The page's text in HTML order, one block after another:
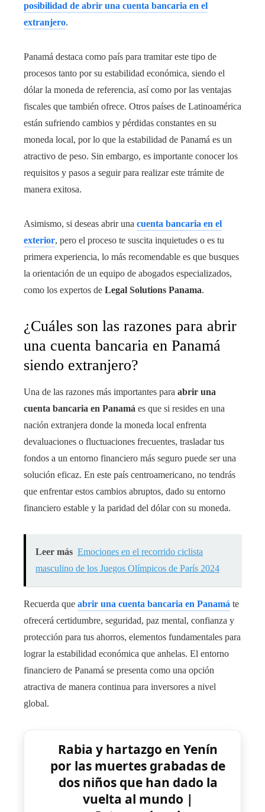
posibilidad de abrir una cuenta bancaria en el
extranjero.
Panamá destaca como país para tramitar este tipo de
procesos tanto por su estabilidad económica, siendo el
dólar la moneda de referencia, así como por las ventajas
fiscales que también ofrece. Otros países de Latinoamérica
están sufriendo cambios y pérdidas constantes en su
moneda local, por lo que la estabilidad de Panamá es un
atractivo de peso. Sin embargo, es importante conocer los
requisitos y pasos a seguir para realizar este trámite de
manera exitosa.
Asimismo, si deseas abrir una cuenta bancaria en el
exterior, pero el proceso te suscita inquietudes o es tu
primera experiencia, lo más recomendable es que busques
la orientación de un equipo de abogados especializados,
como los expertos de Legal Solutions Panama.
¿Cuáles son las razones para abrir
una cuenta bancaria en Panamá
siendo extranjero?
Una de las razones más importantes para abrir una
cuenta bancaria en Panamá es que si resides en una
nación extranjera donde la moneda local enfrenta
devaluaciones o fluctuaciones frecuentes, trasladar tus
fondos a un entorno financiero más seguro puede ser una
solución eficaz. En este país centroamericano, no tendrás
que enfrentar estos cambios abruptos, dado su entorno
financiero estable y la paridad del dólar con su moneda.
Leer más Emociones en el recorrido ciclista
masculino de los Juegos Olímpicos de París 2024
Recuerda que abrir una cuenta bancaria en Panamá te
ofrecerá certidumbre, seguridad, paz mental, confianza y
protección para tus ahorros, elementos fundamentales para
lograr la estabilidad económica que anhelas. El entorno
financiero de Panamá se presenta como una opción
atractiva de manera continua para inversores a nivel
global.
Rabia y hartazgo en Yenín
por las muertes grabadas de
dos niños que han dado la
vuelta al mundo |